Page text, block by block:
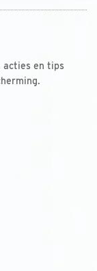
acties en tips